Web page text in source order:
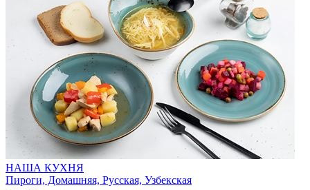
НАША КУХНЯ
Пироги, Домашняя, Русская, Узбекская